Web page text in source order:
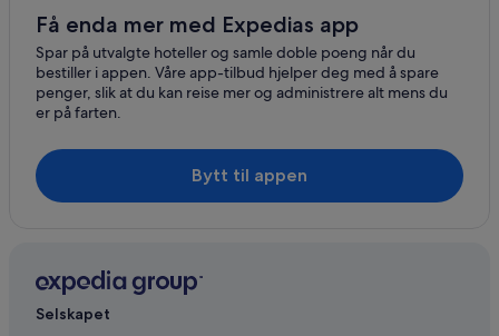
Få enda mer med Expedias app
Spar på utvalgte hoteller og samle doble poeng når du
bestiller i appen. Våre app-tilbud hjelper deg med å spare
penger, slik at du kan reise mer og administrere alt mens du
er på farten.
Bytt til appen
Selskapet